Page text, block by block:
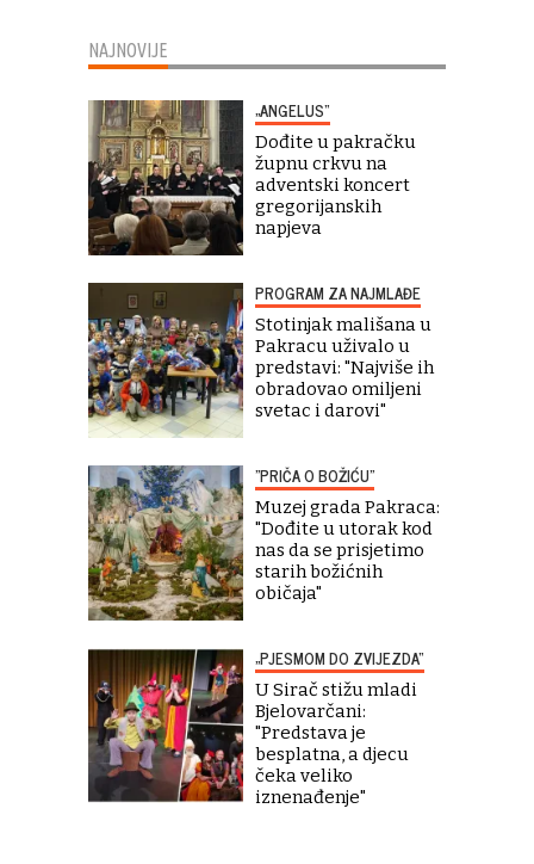
NAJNOVIJE
„ANGELUS“
Dođite u pakračku
župnu crkvu na
adventski koncert
gregorijanskih
napjeva
PROGRAM ZA NAJMLAĐE
Stotinjak mališana u
Pakracu uživalo u
predstavi: "Najviše ih
obradovao omiljeni
svetac i darovi"
"PRIČA O BOŽIĆU"
Muzej grada Pakraca:
"Dođite u utorak kod
nas da se prisjetimo
starih božićnih
običaja"
„PJESMOM DO ZVIJEZDA“
U Sirač stižu mladi
Bjelovarčani:
"Predstava je
besplatna, a djecu
čeka veliko
iznenađenje"